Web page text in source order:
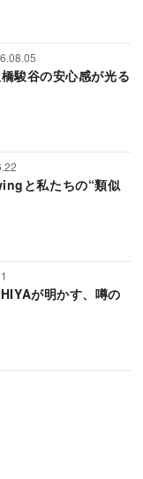
橋駿谷の安心感が光る
と私たちの“類似
が明かす、噂の